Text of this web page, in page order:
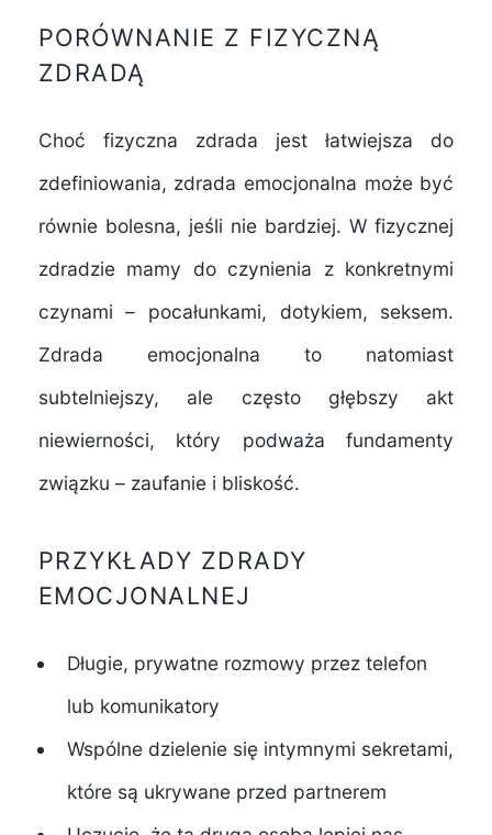
PORÓWNANIE Z FIZYCZNĄ
ZDRADĄ
Choć fizyczna zdrada jest łatwiejsza do
zdefiniowania, zdrada emocjonalna może być
równie bolesna, jeśli nie bardziej. W fizycznej
zdradzie mamy do czynienia z konkretnymi
czynami – pocałunkami, dotykiem, seksem.
Zdrada emocjonalna to natomiast
subtelniejszy, ale często głębszy akt
niewierności, który podważa fundamenty
związku – zaufanie i bliskość.
PRZYKŁADY ZDRADY
EMOCJONALNEJ
Długie, prywatne rozmowy przez telefon
lub komunikatory
Wspólne dzielenie się intymnymi sekretami,
które są ukrywane przed partnerem